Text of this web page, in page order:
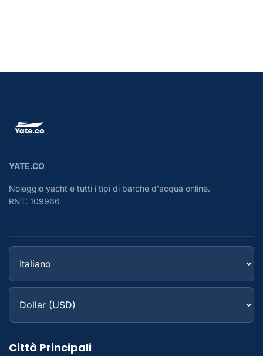
YATE.CO
Noleggio yacht e tutti i tipi di barche d'acqua online.
RNT: 109966
Città Principali